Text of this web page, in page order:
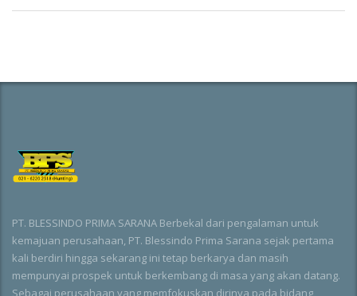
PT. BLESSINDO PRIMA SARANA Berbekal dari pengalaman untuk
kemajuan perusahaan, PT. Blessindo Prima Sarana sejak pertama
kali berdiri hingga sekarang ini tetap berkarya dan masih
mempunyai prospek untuk berkembang di masa yang akan datang.
Sebagai perusahaan yang memfokuskan dirinya pada bidang